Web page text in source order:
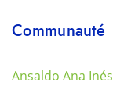
Communauté
Ansaldo Ana Inés